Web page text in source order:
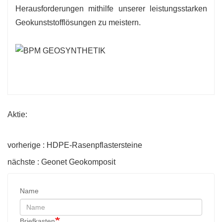
Herausforderungen mithilfe unserer leistungsstarken
Geokunststofflösungen zu meistern.
Aktie:
vorherige : HDPE-Rasenpflastersteine
nächste : Geonet Geokomposit
Name